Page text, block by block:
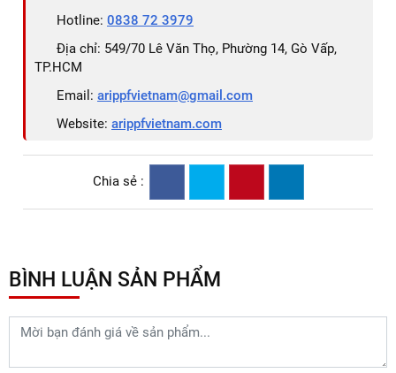
Hotline: 0838 72 3979
Địa chỉ: 549/70 Lê Văn Thọ, Phường 14, Gò Vấp,
TP.HCM
Email: arippfvietnam@gmail.com
Website: arippfvietnam.com
Chia sẻ :
BÌNH LUẬN SẢN PHẨM